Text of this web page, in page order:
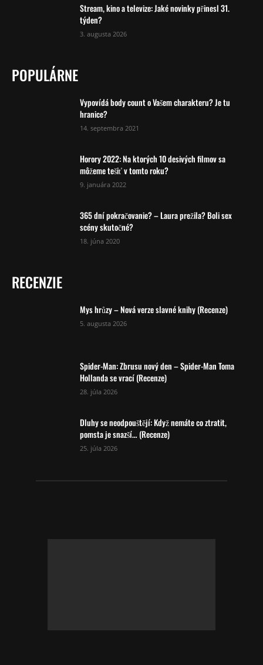
Stream, kino a televize: Jaké novinky přinesl 31.
týden?
3. augusta 2026
POPULÁRNE
Vypovídá body count o Vašem charakteru? Je tu
hranice?
14. septembra 2021
Horory 2022: Na ktorých 10 desivých filmov sa
môžeme tešiť v tomto roku?
9. januára 2022
365 dní pokračovanie? – Laura prežila? Boli sex
scény skutočné?
18. júna 2020
RECENZIE
Mys hrůzy – Nová verze slavné knihy (Recenze)
5. augusta 2026
Spider-Man: Zbrusu nový den – Spider-Man Toma
Hollanda se vrací (Recenze)
28. júla 2026
Dluhy se neodpouštějí: Když nemáte co ztratit,
pomsta je snazší… (Recenze)
25. júla 2026